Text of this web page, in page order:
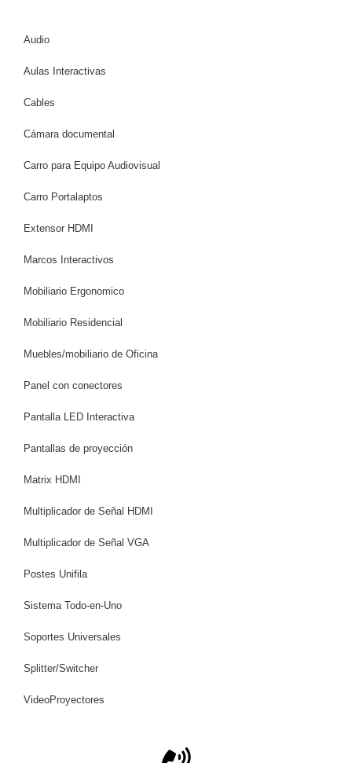
Audio
Aulas Interactivas
Cables
Cámara documental
Carro para Equipo Audiovisual
Carro Portalaptos
Extensor HDMI
Marcos Interactivos
Mobiliario Ergonomico
Mobiliario Residencial
Muebles/mobiliario de Oficina
Panel con conectores
Pantalla LED Interactiva
Pantallas de proyección
Matrix HDMI
Multiplicador de Señal HDMI
Multiplicador de Señal VGA
Postes Unifila
Sistema Todo-en-Uno
Soportes Universales
Splitter/Switcher
VideoProyectores